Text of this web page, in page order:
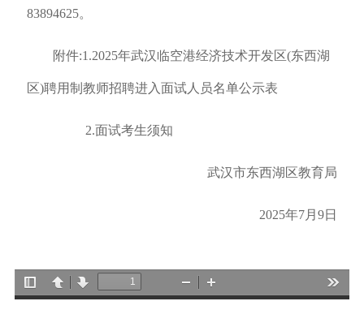
83894625。
附件:1.2025年武汉临空港经济技术开发区(东西湖
区)聘用制教师招聘进入面试人员名单公示表
2.面试考生须知
武汉市东西湖区教育局
2025年7月9日